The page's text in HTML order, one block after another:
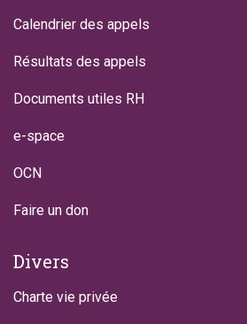
Calendrier des appels
Résultats des appels
Documents utiles RH
e-space
OCN
Faire un don
Divers
Charte vie privée